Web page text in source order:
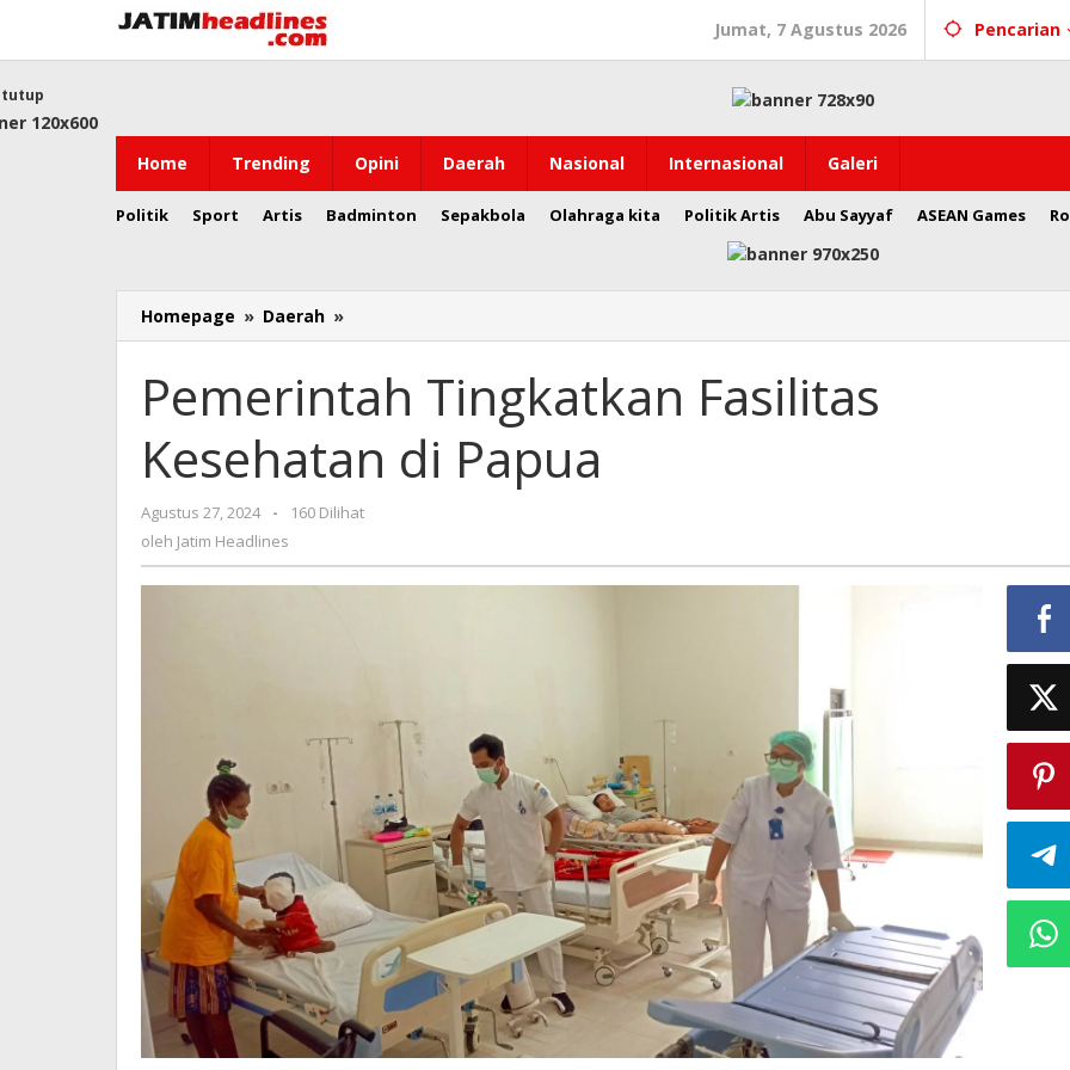
konten
Jumat, 7 Agustus 2026 Pencarian
Home Trending Opini Daerah Nasional Internasional Galeri
Politik Sport Artis Badminton Sepakbola Olahraga kita Politik Artis Abu Sayyaf ASEAN Games
tutup
Homepage » Daerah »
Tingkatkan
Kesehatan
di
Pemerintah Tingkatkan Fasilitas
Kesehatan di Papua
Agustus 27, 2024
oleh
-
160 Dilihat
oleh Jatim Headlines